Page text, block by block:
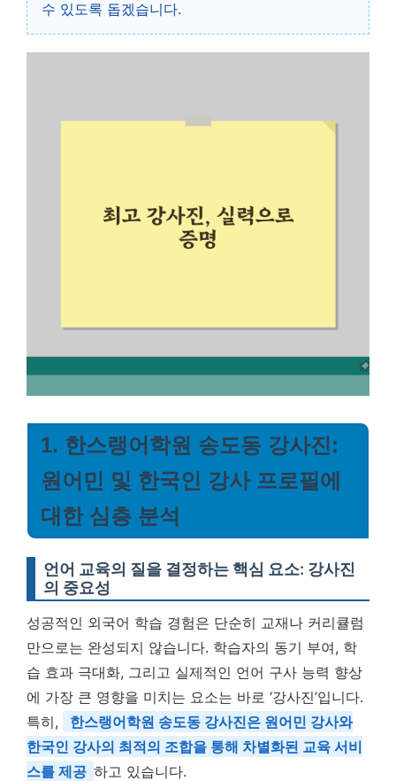
수 있도록 돕겠습니다.
1. 한스랭어학원 송도동 강사진:
원어민 및 한국인 강사 프로필에
대한 심층 분석
언어 교육의 질을 결정하는 핵심 요소: 강사진
의 중요성
성공적인 외국어 학습 경험은 단순히 교재나 커리큘럼
만으로는 완성되지 않습니다. 학습자의 동기 부여, 학
습 효과 극대화, 그리고 실제적인 언어 구사 능력 향상
에 가장 큰 영향을 미치는 요소는 바로 ‘강사진’입니다.
특히,
한스랭어학원 송도동 강사진은 원어민 강사와
한국인 강사의 최적의 조합을 통해 차별화된 교육 서비
스를 제공 하고 있습니다.